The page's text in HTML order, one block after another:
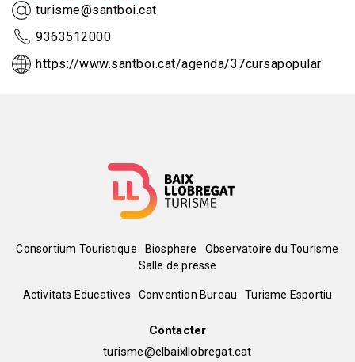
turisme@santboi.cat
9363512000
https://www.santboi.cat/agenda/37cursapopular
Menú
del
Consortium Touristique Biosphere
Observatoire du Tourisme
Salle de presse
Peu
Activitats Educatives Convention Bureau Turisme Esportiu
Contacter
turisme@elbaixllobregat.cat